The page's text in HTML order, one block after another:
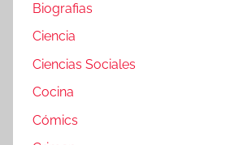
Biografias
Ciencia
Ciencias Sociales
Cocina
Cómics